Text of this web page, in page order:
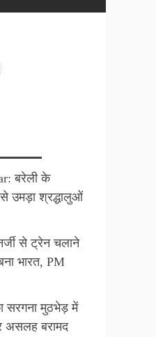
बरेली के
उमड़ा श्रद्धालुओं
से ट्रेन चलाने
भारत, PM
सरगना मुठभेड़ में
असलह बरामद